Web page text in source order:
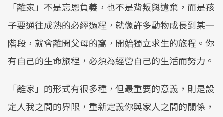
「離家」不是忘恩負義，也不是背叛與遺棄，而是孩
子要通往成熟的必經過程，就像許多動物成長到某一
階段，就會離開父母的窩，開始獨立求生的旅程。你
有自己的生命旅程，必須為經營自己的生活而努力。
「離家」的形式有很多種，但最重要的意義，則是設
定人我之間的界限，重新定義你與家人之間的關係，